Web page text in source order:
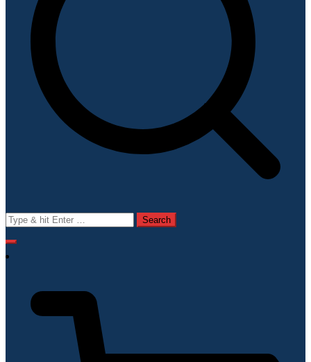
Search
for: